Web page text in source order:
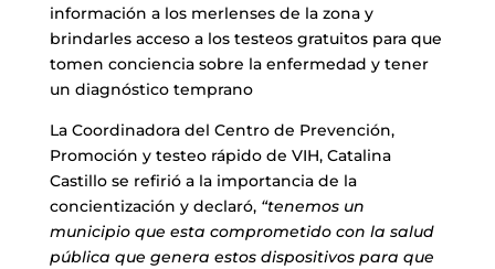
información a los merlenses de la zona y
brindarles acceso a los testeos gratuitos para que
tomen conciencia sobre la enfermedad y tener
un diagnóstico temprano
La Coordinadora del Centro de Prevención,
Promoción y testeo rápido de VIH, Catalina
Castillo se refirió a la importancia de la
concientización y declaró, “tenemos un
municipio que esta comprometido con la salud
pública que genera estos dispositivos para que